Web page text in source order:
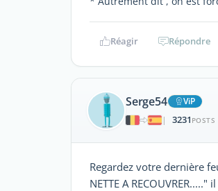
Réagir Répondre
Serge54
ViP
|
3231 POSTS
Regardez votre dernière
NETTE A